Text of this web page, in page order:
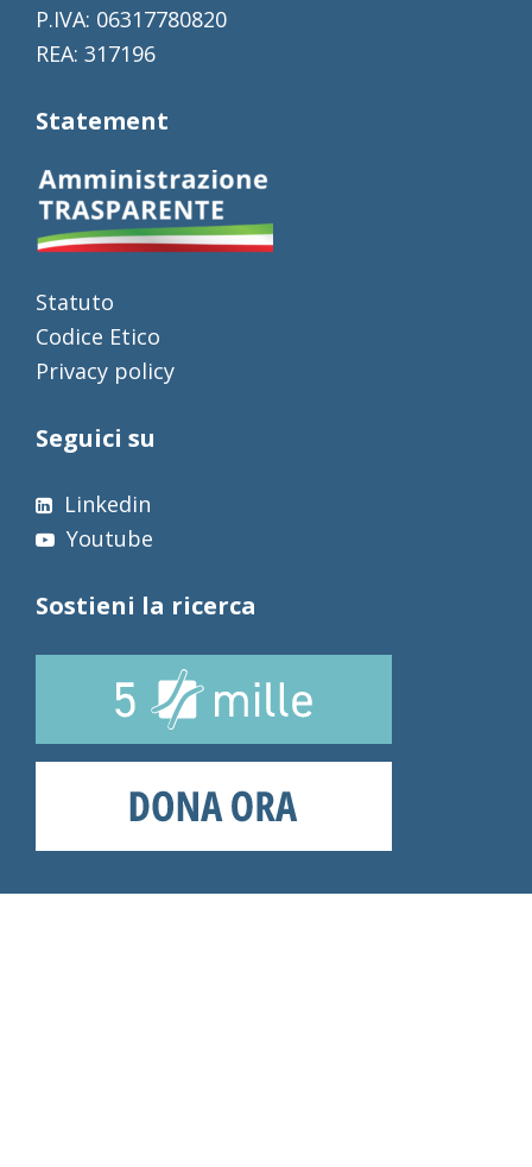
P.IVA: 06317780820
REA: 317196
Statement
Statuto
Codice Etico
Privacy policy
Seguici su
Linkedin
Youtube
Sostieni la ricerca